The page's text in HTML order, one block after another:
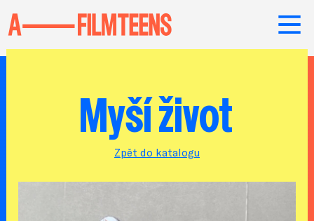
Myší život
Zpět do katalogu